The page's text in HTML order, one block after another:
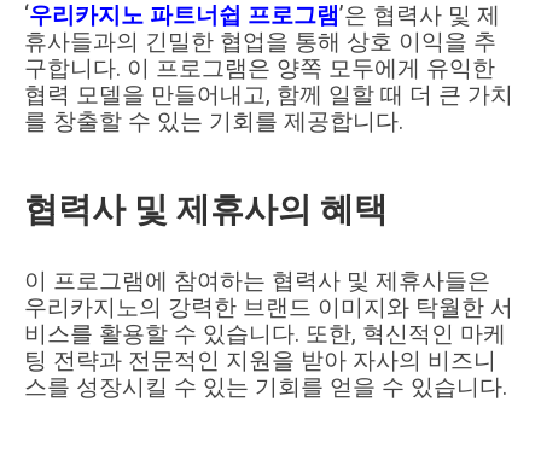
‘우리카지노 파트너쉽 프로그램’은 협력사 및 제
휴사들과의 긴밀한 협업을 통해 상호 이익을 추
구합니다. 이 프로그램은 양쪽 모두에게 유익한
협력 모델을 만들어내고, 함께 일할 때 더 큰 가치
를 창출할 수 있는 기회를 제공합니다.
협력사 및 제휴사의 혜택
이 프로그램에 참여하는 협력사 및 제휴사들은
우리카지노의 강력한 브랜드 이미지와 탁월한 서
비스를 활용할 수 있습니다. 또한, 혁신적인 마케
팅 전략과 전문적인 지원을 받아 자사의 비즈니
스를 성장시킬 수 있는 기회를 얻을 수 있습니다.